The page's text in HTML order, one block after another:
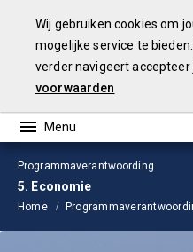
Wij gebruiken cookies om
mogelijke service te
verder navigeert accepteer
voorwaarden
Programmaverantwoording
5. Economie
Home